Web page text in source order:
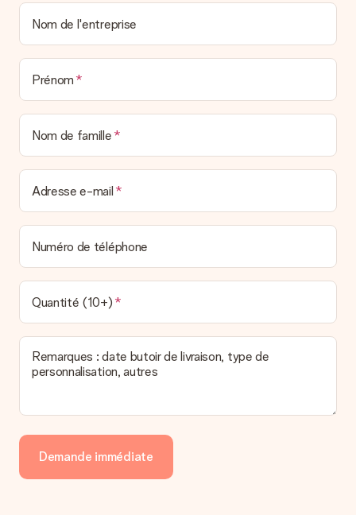
Nom de l'entreprise
Prénom
Nom de famille
Adresse e-mail
Numéro de téléphone
Quantité (10+)
Remarques : date butoir de livraison, type de
personnalisation, autres
Demande immédiate